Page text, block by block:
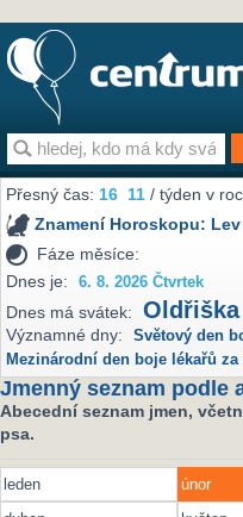
Přesný čas:16 11 / týden v
Znamení Horoskopu: Lev
Fáze měsíce:
Dnes je:
6. 8. 2026 Čtvrtek
Dnes má svátek: Oldřiška
Významné dny: Světový den
Mezinárodní den boje lékařů
Jmenný seznam podle
Abecední seznam jmen,
psa.
leden únor